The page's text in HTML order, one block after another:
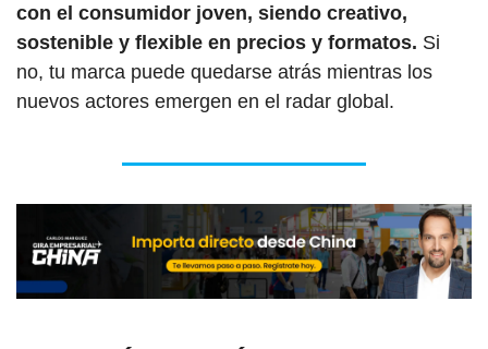
con el consumidor joven, siendo creativo,
sostenible y flexible en precios y formatos. Si
no, tu marca puede quedarse atrás mientras los
nuevos actores emergen en el radar global.